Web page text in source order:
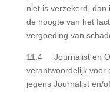
niet is verzekerd,
de hoogte van het
vergoeding van
11.4 Journalist en
verantwoordelijk voor
jegens Journalist en/